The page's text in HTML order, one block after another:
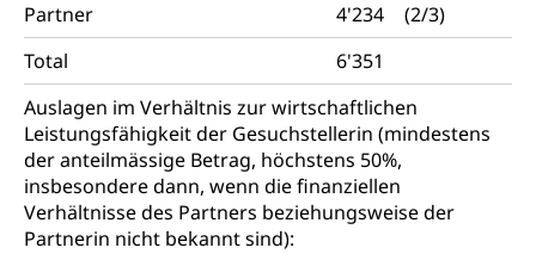
Partner
4'234
(2/3)
Total
6'351
Auslagen im Verhältnis zur wirtschaftlichen
Leistungsfähigkeit der Gesuchstellerin (mindestens
der anteilmässige Betrag, höchstens 50%,
insbesondere dann, wenn die finanziellen
Verhältnisse des Partners beziehungsweise der
Partnerin nicht bekannt sind):